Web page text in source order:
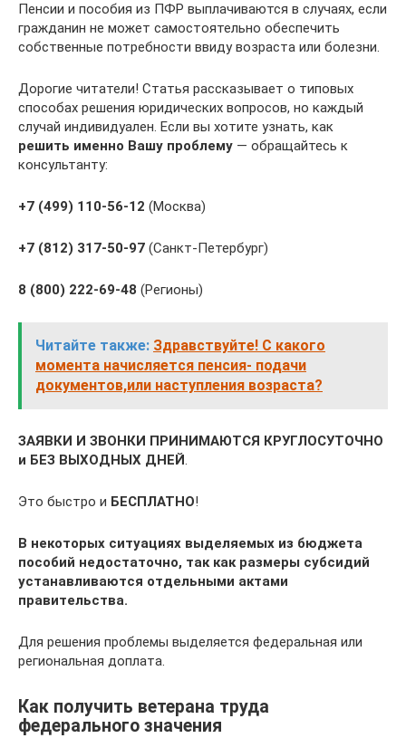
Пенсии и пособия из ПФР выплачиваются в случаях, если
гражданин не может самостоятельно обеспечить
собственные потребности ввиду возраста или болезни.
Дорогие читатели! Статья рассказывает о типовых
способах решения юридических вопросов, но каждый
случай индивидуален. Если вы хотите узнать, как
решить именно Вашу проблему — обращайтесь к
консультанту:
+7 (499) 110-56-12 (Москва)
+7 (812) 317-50-97 (Санкт-Петербург)
8 (800) 222-69-48 (Регионы)
Читайте также: Здравствуйте! С какого
момента начисляется пенсия- подачи
документов,или наступления возраста?
ЗАЯВКИ И ЗВОНКИ ПРИНИМАЮТСЯ КРУГЛОСУТОЧНО
и БЕЗ ВЫХОДНЫХ ДНЕЙ.
Это быстро и БЕСПЛАТНО!
В некоторых ситуациях выделяемых из бюджета
пособий недостаточно, так как размеры субсидий
устанавливаются отдельными актами
правительства.
Для решения проблемы выделяется федеральная или
региональная доплата.
Как получить ветерана труда
федерального значения